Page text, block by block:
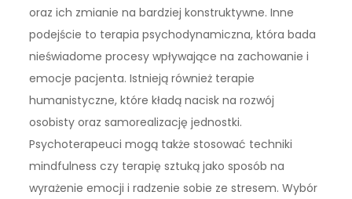
oraz ich zmianie na bardziej konstruktywne. Inne
podejście to terapia psychodynamiczna, która bada
nieświadome procesy wpływające na zachowanie i
emocje pacjenta. Istnieją również terapie
humanistyczne, które kładą nacisk na rozwój
osobisty oraz samorealizację jednostki.
Psychoterapeuci mogą także stosować techniki
mindfulness czy terapię sztuką jako sposób na
wyrażenie emocji i radzenie sobie ze stresem. Wybór